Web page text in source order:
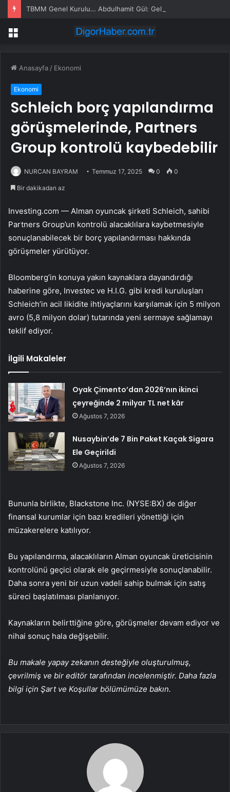
Menü
Anasayfa / Ekonomi
Ekonomi
Schleich borç yapılandırma
görüşmelerinde, Partners
Group kontrolü kaybedebilir
NURCAN BAYRAM Temmuz 17, 2025 0 0
Bir dakikadan az
Investing.com — Alman oyuncak şirketi Schleich, sahibi
Partners Group’un kontrolü alacaklılara kaybetmesiyle
sonuçlanabilecek bir borç yapılandırması hakkında
görüşmeler yürütüyor.
Bloomberg’in konuya yakın kaynaklara dayandırdığı
haberine göre, Investec ve H.I.G. gibi kredi kuruluşları
Schleich’in acil likidite ihtiyaçlarını karşılamak için 5 milyon
avro (5,8 milyon dolar) tutarında yeni sermaye sağlamayı
teklif ediyor.
İlgili Makaleler
Oyak Çimento’dan 2026’nın ikinci
çeyreğinde 2 milyar TL net kâr
Ağustos 7, 2026
Nusaybin’de 7 Bin Paket Kaçak Sigara
Ele Geçirildi
Ağustos 7, 2026
Bununla birlikte, Blackstone Inc. (NYSE:BX) de diğer
finansal kurumlar için bazı kredileri yönettiği için
müzakerelere katılıyor.
Bu yapılandırma, alacaklıların Alman oyuncak üreticisinin
kontrolünü geçici olarak ele geçirmesiyle sonuçlanabilir.
Daha sonra yeni bir uzun vadeli sahip bulmak için satış
süreci başlatılması planlanıyor.
Kaynakların belirttiğine göre, görüşmeler devam ediyor ve
nihai sonuç hala değişebilir.
Bu makale yapay zekanın desteğiyle oluşturulmuş,
çevrilmiş ve bir editör tarafından incelenmiştir. Daha fazla
bilgi için Şart ve Koşullar bölümümüze bakın.